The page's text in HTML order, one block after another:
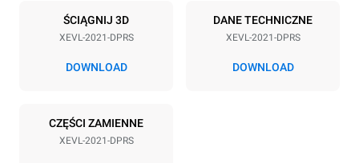
*Zużycie w kwh i emisja co2
ŚCIĄGNIJ 3D
XEVL-2021-DPRS
DOWNLOAD
DANE TECHNICZNE
XEVL-2021-DPRS
DOWNLOAD
CZĘŚCI ZAMIENNE
XEVL-2021-DPRS